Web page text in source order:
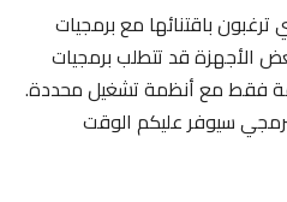
باقتنائها مع برمجيات
الأجهزة قد تتطلب برمجيات
فقط مع أنظمة تشغيل محددة.
سيوفر عليكم الوقت